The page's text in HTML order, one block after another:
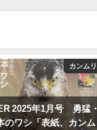
カンム
2025年1月号 勇猛
のワシ「表紙、カンム